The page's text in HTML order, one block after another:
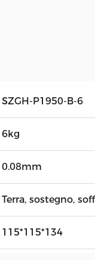
SZGH-P1950-B-6
6kg
0.08mm
Terra, sostegno,
115*115*134